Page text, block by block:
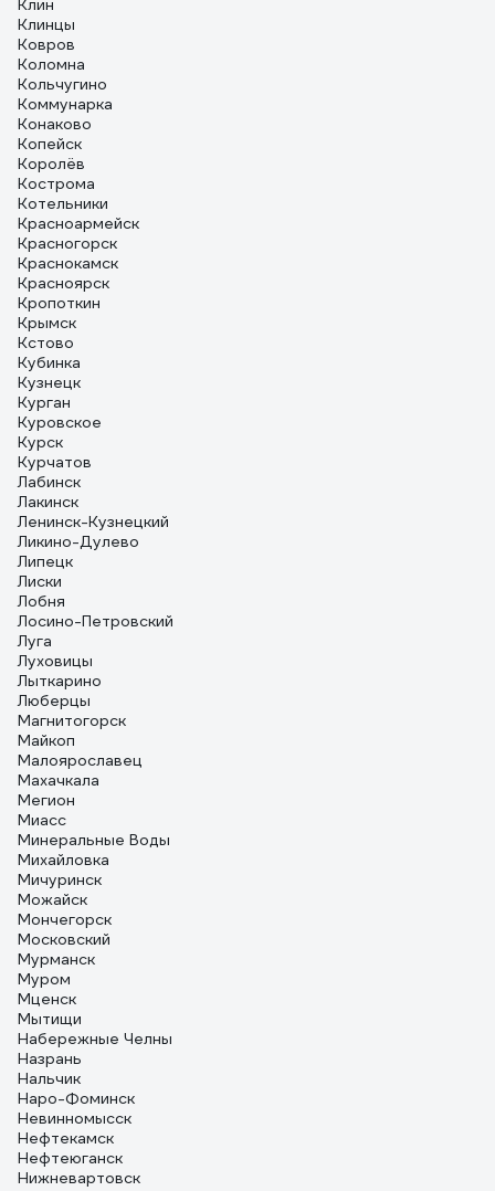
Клин
Клинцы
Ковров
Коломна
Кольчугино
Коммунарка
Конаково
Копейск
Королёв
Кострома
Котельники
Красноармейск
Красногорск
Краснокамск
Красноярск
Кропоткин
Крымск
Кстово
Кубинка
Кузнецк
Курган
Куровское
Курск
Курчатов
Лабинск
Лакинск
Ленинск-Кузнецкий
Ликино-Дулево
Липецк
Лиски
Лобня
Лосино-Петровский
Луга
Луховицы
Лыткарино
Люберцы
Магнитогорск
Майкоп
Малоярославец
Махачкала
Мегион
Миасс
Минеральные Воды
Михайловка
Мичуринск
Можайск
Мончегорск
Московский
Мурманск
Муром
Мценск
Мытищи
Набережные Челны
Назрань
Нальчик
Наро-Фоминск
Невинномысск
Нефтекамск
Нефтеюганск
Нижневартовск